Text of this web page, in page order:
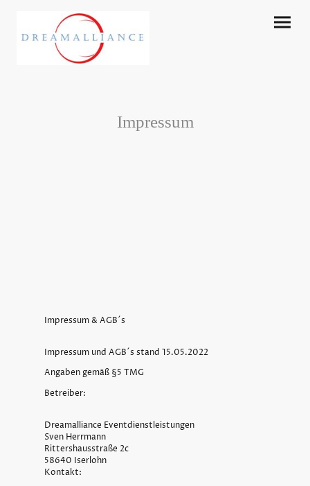
Impressum
Impressum & AGB´s
Impressum und AGB´s stand 15.05.2022
Angaben gemäß §5 TMG
Betreiber:
Dreamalliance Eventdienstleistungen
Sven Herrmann
Rittershausstraße 2c
58640 Iserlohn
Kontakt: